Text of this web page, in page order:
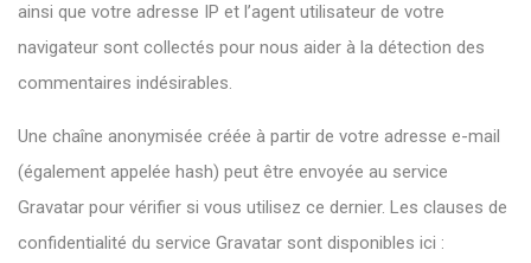
ainsi que votre adresse IP et l’agent utilisateur de votre
navigateur sont collectés pour nous aider à la détection des
commentaires indésirables.
Une chaîne anonymisée créée à partir de votre adresse e-mail
(également appelée hash) peut être envoyée au service
Gravatar pour vérifier si vous utilisez ce dernier. Les clauses de
confidentialité du service Gravatar sont disponibles ici :